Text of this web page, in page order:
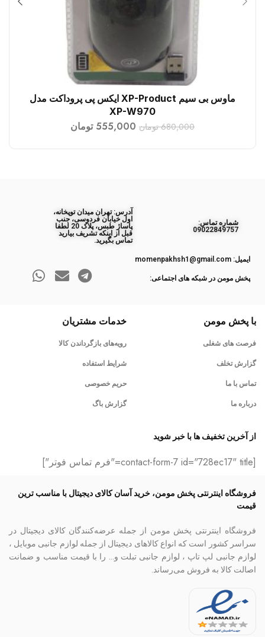
افزودن به سبد خریدماوس بی سیم XP-Product ایکس پی پروداکت مدل
XP-W970
680,000 تومان 555,000 تومان
ﺷﻤﺎره ﺗﻤﺎس:
09022849757
آدرس: تهران میدان توپخانه،
اول خیابان فردوسی، جنب
پاساژ طبس، پلاک 20 لطفا
قبل از اینکه تشریف بیارید
تماس بگیرید.
ایمیل: momenpakhsh1@gmail.com
پخش مومن در شبکه های اجتماعی:
با پخش مومن
فرصت های شغلی
گزارش تخلف
تماس با ما
درباره ما
خدمات مشتریان
رویه‌های بازگرداندن کالا
شرایط استفاده
حریم خصوصی
گزارش باگ
از آخرین تخفیف ها با خبر شوید
[contact-form-7 id="728ec17" title="فرم تماس فوتر"]
فروشگاه اینترنتی پخش مومن، خرید آسان کالای دیجیتال با مناسب ترین
قیمت
فروشگاه اینترنتی پخش مومن از جمله عرضه‌کنندگان کالای دیجیتال در
سراسر کشور است که انواع کالاهای دیجیتال از جمله لوازم جانبی موبایل ،
لوازم جانبی لپ تاپ ، لوازم جانبی تبلت و… را با قیمت مناسب و ضمانت
اصالت کالا به فروش می‌رساند.